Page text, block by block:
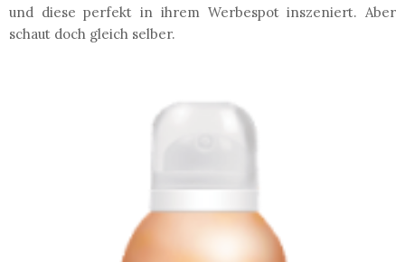
und diese perfekt in ihrem Werbespot inszeniert. Aber
schaut doch gleich selber.